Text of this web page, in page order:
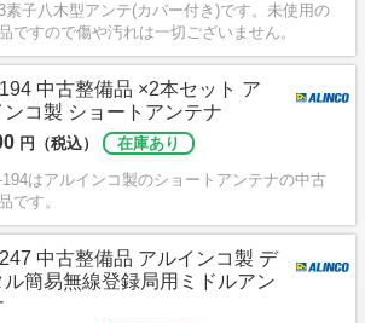
素子八木型アンテ(カバー付き)です。未使用の
ですので傷や汚れは一切ございません。
中古整備品 ×2本セット ア
ンコ製 ショートアンテナ
円（税込）
在庫あり
はアルインコ製のショートアンテナの中古
です。
中古整備品 アルインコ製 デ
ル簡易無線登録局用ミドルアン